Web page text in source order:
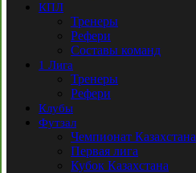
КПЛ
Тренеры
Рефери
Составы команд
1 Лига
Тренеры
Рефери
Клубы
Футзал
Чемпионат Казахстана
Первая лига
Кубок Казахстана